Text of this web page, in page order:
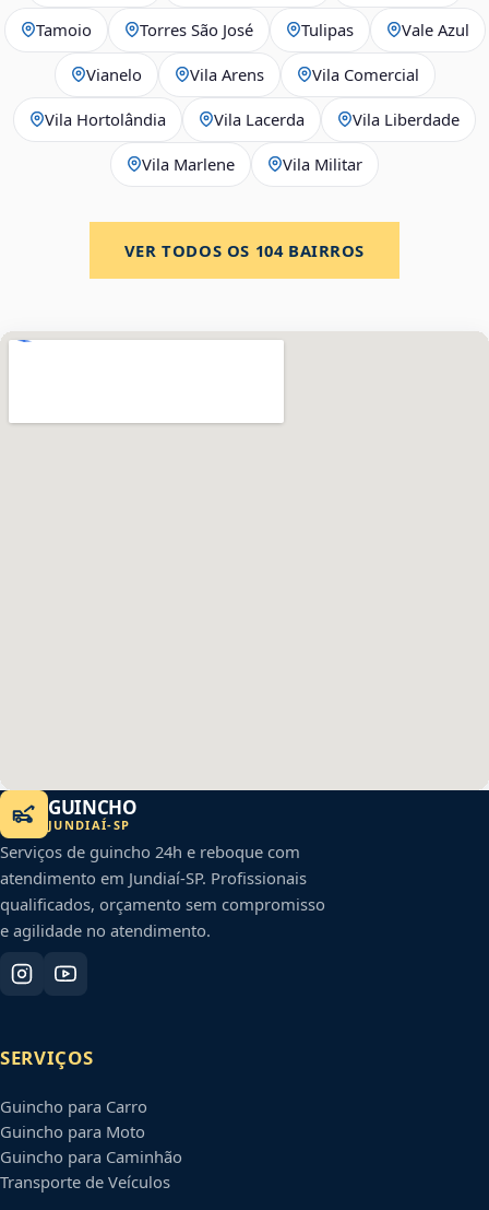
Tamoio Torres São José Tulipas Vale Azul
Vianelo Vila Arens Vila Comercial
Vila Hortolândia Vila Lacerda Vila Liberdade
Vila Marlene Vila Militar
VER TODOS OS 104BAIRROS
GUINCHO
JUNDIAÍ-SP
Serviços de guincho 24h e reboque com
atendimento em Jundiaí-SP. Profissionais
qualificados, orçamento sem compromisso
e agilidade no atendimento.
SERVIÇOS
Guincho para Carro
Guincho para Moto
Guincho para Caminhão
Transporte de Veículos